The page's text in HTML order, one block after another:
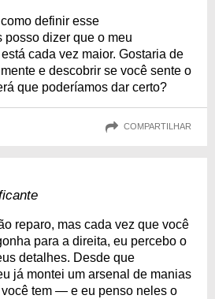
definir esse
posso dizer que o meu
cada vez maior. Gostaria de
e descobrir se você sente o
que poderíamos dar certo?
COMPARTILHAR
reparo, mas cada vez que você
para a direita, eu percebo o
detalhes. Desde que
já montei um arsenal de manias
tem — e eu penso neles o